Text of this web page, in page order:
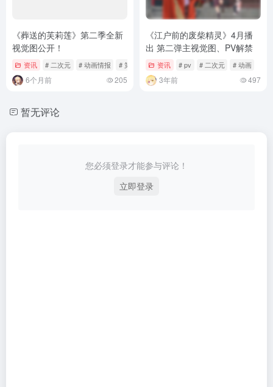
《葬送的芙莉莲》第二季全新
视觉图公开！
资讯 # 二次元 # 动画情报 # 第二季
6个月前 205
《江户前的废柴精灵》4月播
出 第二弹主视觉图、PV解禁
资讯 # pv # 二次元 # 动画
3年前 497
暂无评论
您必须登录才能参与评论！
立即登录